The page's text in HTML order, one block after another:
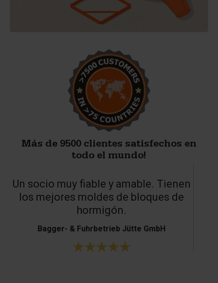
Más de 9500 clientes satisfechos en
todo el mundo!
Un socio muy fiable y amable. Tienen
los mejores moldes de bloques de
hormigón.
Bagger- & Fuhrbetrieb Jütte GmbH